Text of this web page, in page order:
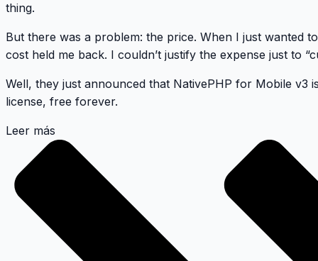
thing.
But there was a problem: the price. When I just wanted
cost held me back. I couldn’t justify the expense just to
Well, they just announced that NativePHP for Mobile v3
license, free forever.
Leer más